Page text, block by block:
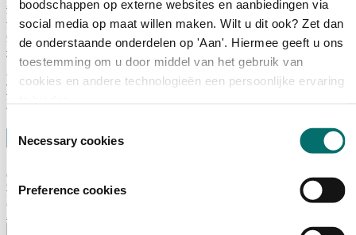
boodschappen op externe websites en aanbiedingen via
social media op maat willen maken. Wilt u dit ook? Zet dan
de onderstaande onderdelen op 'Aan'. Hiermee geeft u ons
toestemming om u door middel van het gebruik van
cookies en andere technologieën een persoonlijke ervaring
Necessary cookies
Preference cookies
Adviescommissie
Waarom Horecava
Beursprofiel
Vacatures
Ticket kopen voor Horecava
TICKETS HORECAVA
NIEUWSBRIEF
Contact
Perskamer